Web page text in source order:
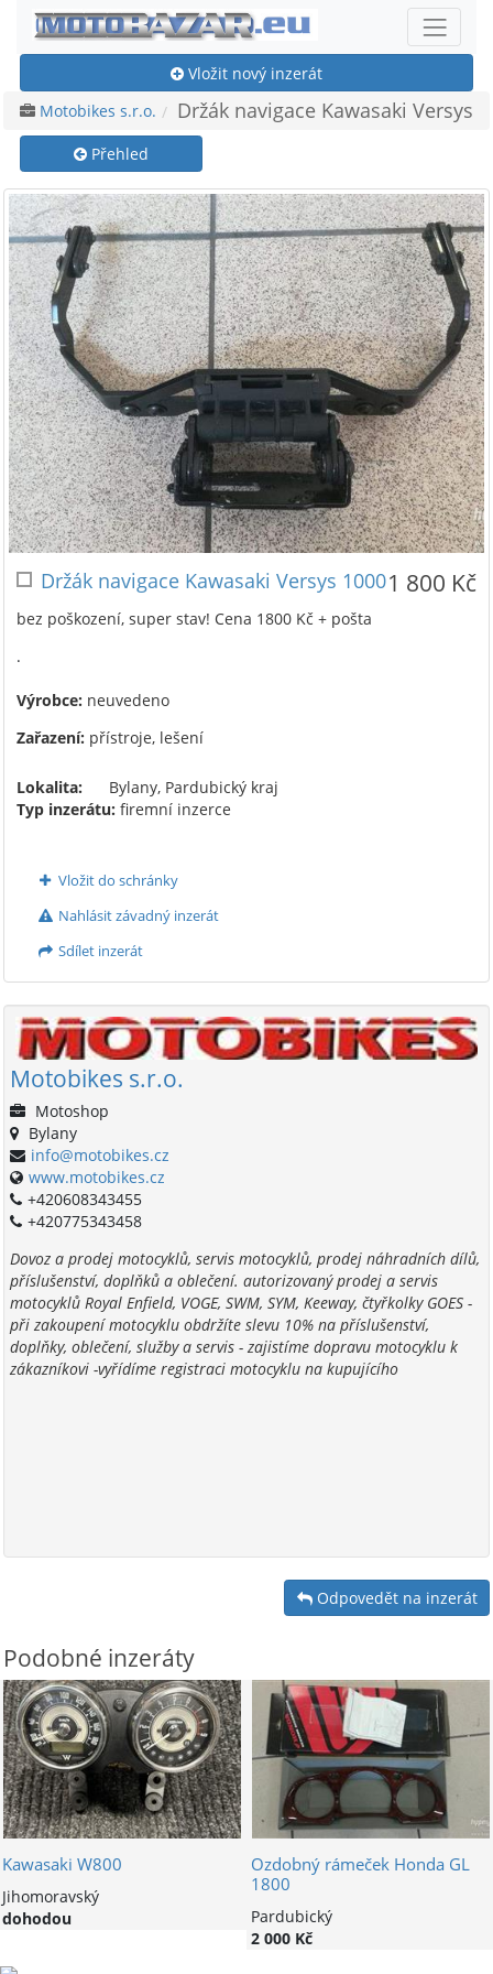
Vložit nový inzerát
Motobikes s.r.o.
Držák navigace Kawasaki Versys
Přehled
1 800 Kč
Držák navigace Kawasaki Versys 1000
bez poškození, super stav! Cena 1800 Kč + pošta
.
Výrobce: neuvedeno
Zařazení: přístroje, lešení
Lokalita:
Bylany, Pardubický kraj
Typ inzerátu: firemní inzerce
Vložit do schránky
Nahlásit závadný inzerát
Sdílet inzerát
Motobikes s.r.o.
Motoshop
Bylany
info@motobikes.cz
www.motobikes.cz
+420608343455
+420775343458
Dovoz a prodej motocyklů, servis motocyklů, prodej náhradních dílů,
příslušenství, doplňků a oblečení. autorizovaný prodej a servis
motocyklů Royal Enfield, VOGE, SWM, SYM, Keeway, čtyřkolky GOES -
při zakoupení motocyklu obdržíte slevu 10% na příslušenství,
doplňky, oblečení, služby a servis - zajistíme dopravu motocyklu k
zákazníkovi -vyřídíme registraci motocyklu na kupujícího
Odpovedět na inzerát
Podobné inzeráty
Kawasaki W800
Jihomoravský
dohodou
Ozdobný rámeček Honda GL
1800
Pardubický
2 000 Kč